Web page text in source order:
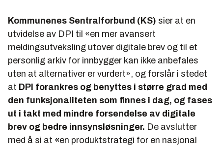
Kommunenes Sentralforbund (KS) sier at en
utvidelse av DPI til «en mer avansert
meldingsutveksling utover digitale brev og til et
personlig arkiv for innbygger kan ikke anbefales
uten at alternativer er vurdert», og forslår i stedet
at DPI forankres og benyttes i større grad med
den funksjonaliteten som finnes i dag, og fases
ut i takt med mindre forsendelse av digitale
brev og bedre innsynsløsninger. De avslutter
med å si at «en produktstrategi for en nasjonal